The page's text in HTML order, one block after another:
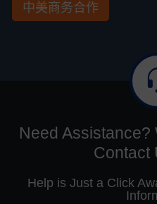
中美商务合作
Need Assistance?
Contact
Help is Just a Click